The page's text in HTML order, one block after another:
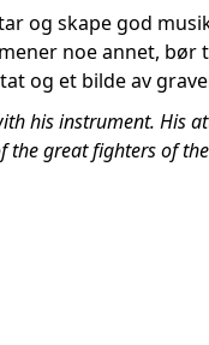
og skape god
noe annet, bør
og et bilde av
his instrument. His
the great fighters of